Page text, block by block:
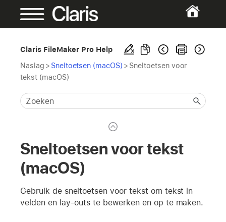
Claris FileMaker Pro Help
Naslag > Sneltoetsen (macOS) > Sneltoetsen voor
tekst (macOS)
Sneltoetsen voor tekst
(macOS)
Gebruik de sneltoetsen voor tekst om tekst in
velden en lay-outs te bewerken en op te maken.